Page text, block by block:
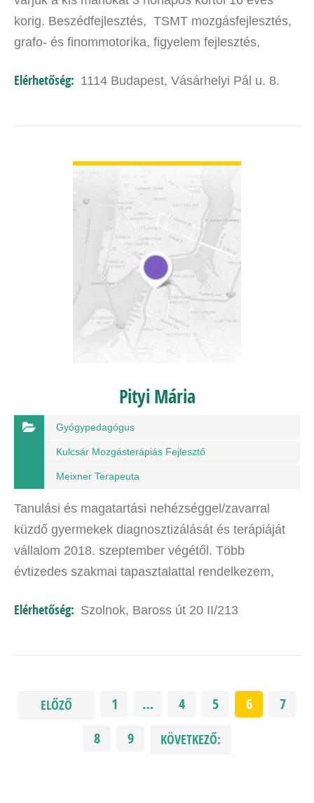
korig. Beszédfejlesztés, TSMT mozgásfejlesztés,
grafo- és finommotorika, figyelem fejlesztés,
iskolai…
Elérhetőség: 1114 Budapest, Vásárhelyi Pál u. 8.
Pityi Mária
Gyógypedagógus
Kulcsár Mozgásterápiás Fejlesztő
Meixner Terapeuta
Tanulási és magatartási nehézséggel/zavarral
küzdő gyermekek diagnosztizálását és terápiáját
vállalom 2018. szeptember végétől. Több
évtizedes szakmai tapasztalattal rendelkezem,
diszgráfia és a…
Elérhetőség: Szolnok, Baross út 20 II/213
ELŐZŐ 1 … 4 5 6
7
8
9 KÖVETKEZŐ: